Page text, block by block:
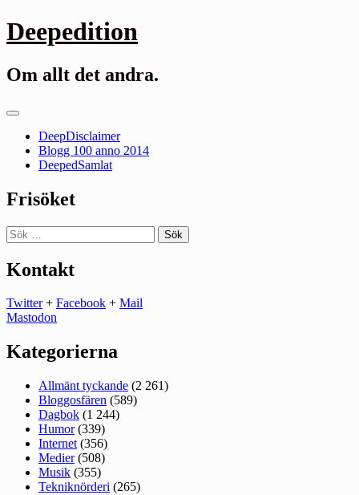
Gå
till
Deepedition
Om allt det andra.
Primär
DeepDisclaimer
Blogg 100 anno 2014
DeepedSamlat
Frisöket
Sök
efter:
Kontakt
Twitter+ Facebook + Mail
Mastodon
Kategorierna
Allmänt tyckande (2 261)
Bloggosfären (589)
Dagbok (1 244)
Humor(339)
Internet (356)
Medier(508)
Musik (355)
Tekniknörderi (265)